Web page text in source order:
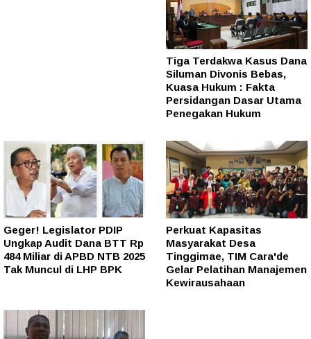
Tiga Terdakwa Kasus Dana
Siluman Divonis Bebas,
Kuasa Hukum : Fakta
Persidangan Dasar Utama
Penegakan Hukum
Geger! Legislator PDIP
Ungkap Audit Dana BTT Rp
484 Miliar di APBD NTB 2025
Tak Muncul di LHP BPK
Perkuat Kapasitas
Masyarakat Desa
Tinggimae, TIM Cara'de
Gelar Pelatihan Manajemen
Kewirausahaan